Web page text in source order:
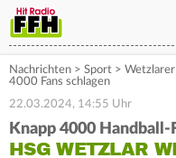
Nachrichten > Sport >
4000 Fans schlagen
22.03.2024, 14:55 Uhr
Knapp 4000 Handball-
HSG WETZLAR